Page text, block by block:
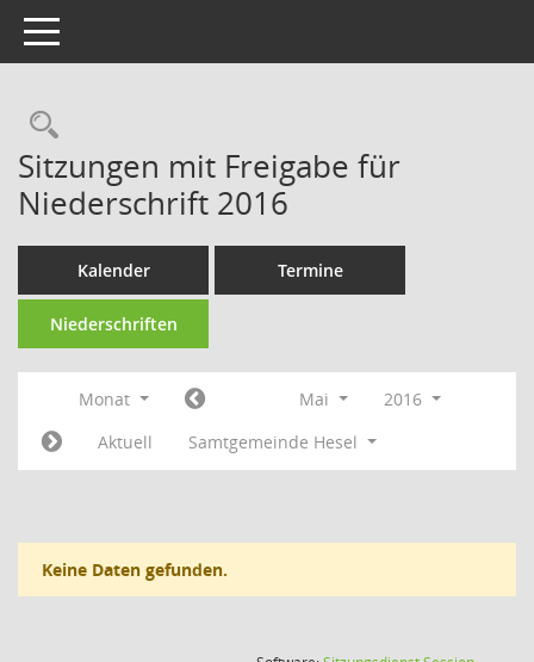
Toggle navigation
Rechercheauswahl
Sitzungen mit Freigabe für
Niederschrift 2016
Kalender Termine
Niederschriften
Monat Mai
2016
Aktuell
Samtgemeinde Hesel
Keine Daten gefunden.